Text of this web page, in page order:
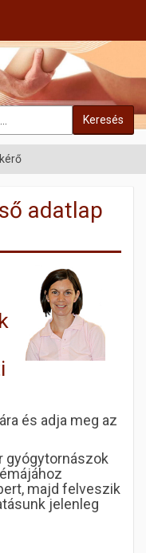
Keresés
adatlap
és adja meg az
gyógytornászok
majd felveszik
jelenleg